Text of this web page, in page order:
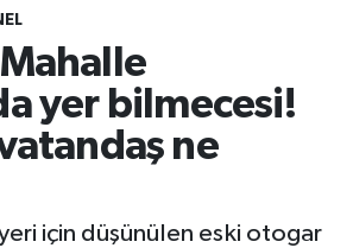
yer bilmecesi!
ne
için düşünülen eski otogar
Vakitleri
Haritası
Durumu ve Fikstür